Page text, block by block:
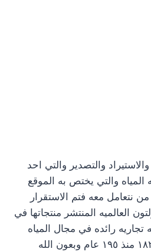
والتصدير والتي احد
المياه والتي يختص به الموقع
نتعامل معه فتم الاستقرار
العالميه المنتشر منتجاتها في
تجاريه رائده في مجال المياه
وتصنيع الفلاتر منذ عام ١٨٢٦ منذ ١٩٥ عام وبعون الله